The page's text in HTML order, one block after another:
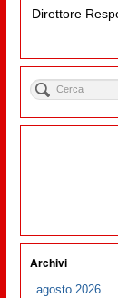
Direttore
Archivi
agosto 2026